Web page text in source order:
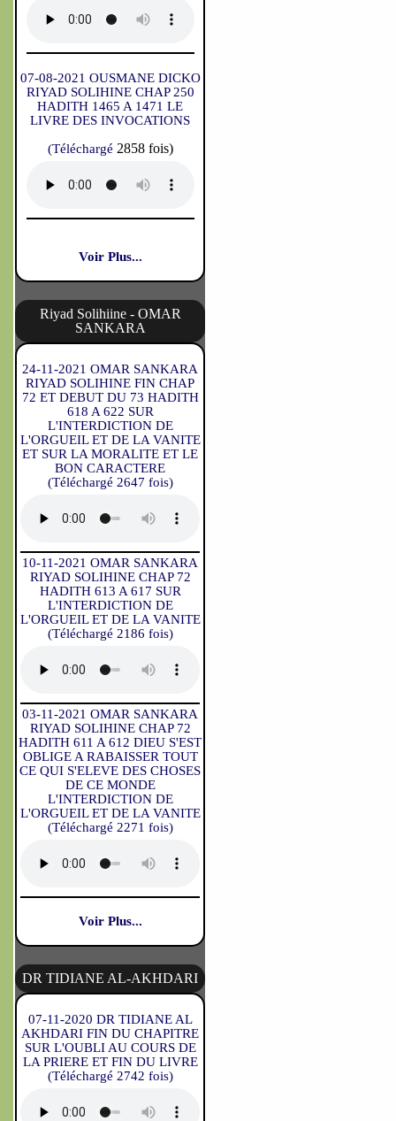
07-08-2021 OUSMANE DICKO
RIYAD SOLIHINE CHAP 250
HADITH 1465 A 1471 LE
LIVRE DES INVOCATIONS
(Téléchargé 2858 fois)
Voir Plus...
Riyad Solihiine - OMAR
SANKARA
24-11-2021 OMAR SANKARA
RIYAD SOLIHINE FIN CHAP
72 ET DEBUT DU 73 HADITH
618 A 622 SUR
L'INTERDICTION DE
L'ORGUEIL ET DE LA VANITE
ET SUR LA MORALITE ET LE
BON CARACTERE
(Téléchargé 2647 fois)
10-11-2021 OMAR SANKARA
RIYAD SOLIHINE CHAP 72
HADITH 613 A 617 SUR
L'INTERDICTION DE
L'ORGUEIL ET DE LA VANITE
(Téléchargé 2186 fois)
03-11-2021 OMAR SANKARA
RIYAD SOLIHINE CHAP 72
HADITH 611 A 612 DIEU S'EST
OBLIGE A RABAISSER TOUT
CE QUI S'ELEVE DES CHOSES
DE CE MONDE
L'INTERDICTION DE
L'ORGUEIL ET DE LA VANITE
(Téléchargé 2271 fois)
Voir Plus...
DR TIDIANE AL-AKHDARI
07-11-2020 DR TIDIANE AL
AKHDARI FIN DU CHAPITRE
SUR L'OUBLI AU COURS DE
LA PRIERE ET FIN DU LIVRE
(Téléchargé 2742 fois)